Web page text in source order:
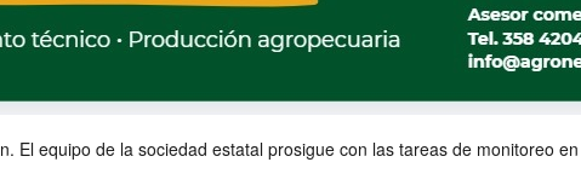
El equipo de la sociedad estatal prosigue con las tareas de monitoreo